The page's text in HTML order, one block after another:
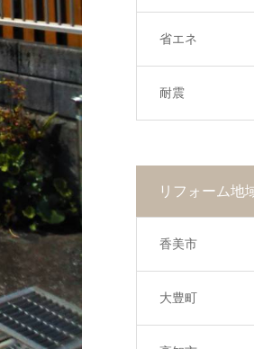
省エネ
耐震
リフォーム地
香美市
大豊町